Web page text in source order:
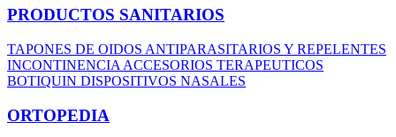
PRODUCTOS SANITARIOS
TAPONES DE OIDOS ANTIPARASITARIOS Y REPELENTES
INCONTINENCIA ACCESORIOS TERAPEUTICOS
BOTIQUIN DISPOSITIVOS NASALES
ORTOPEDIA